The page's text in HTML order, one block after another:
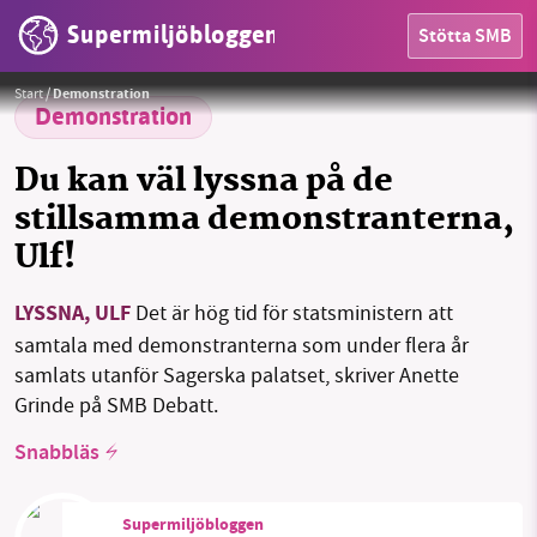
Supermiljöbloggen Stötta SMB
OMRÅDEN
MILJÖFAKTA
Start/Demonstration
Demonstration
Du kan väl lyssna på de
stillsamma demonstranterna,
Ulf!
LYSSNA, ULF Det är hög tid för statsministern att
samtala med demonstranterna som under flera år
samlats utanför Sagerska palatset, skriver Anette
Grinde på SMB Debatt.
Snabbläs
Supermiljöbloggen
-Ta dig tid att tala med klimatdemonstranterna, statsministern, manar Anette Grinde (till höger) i ett